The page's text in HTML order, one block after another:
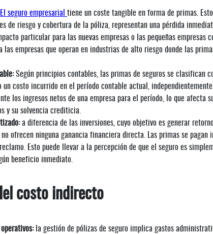
El seguro empresarial tiene un coste tangible en forma de primas.
de riesgo y cobertura de la póliza, representan una pérdida
particular para las nuevas empresas o las pequeñas empresas
las empresas que operan en industrias de alto riesgo donde las
Según principios contables, las primas de seguros se clasifican
un costo incurrido en el período contable actual,
los ingresos netos de una empresa para el período, lo que afecta
y su solvencia crediticia.
a diferencia de las inversiones, cuyo objetivo es generar
ofrecen ninguna ganancia financiera directa. Las primas se pagan
Esto puede llevar a la percepción de que el seguro es
beneficio inmediato.
costo indirecto
la gestión de pólizas de seguro implica gastos